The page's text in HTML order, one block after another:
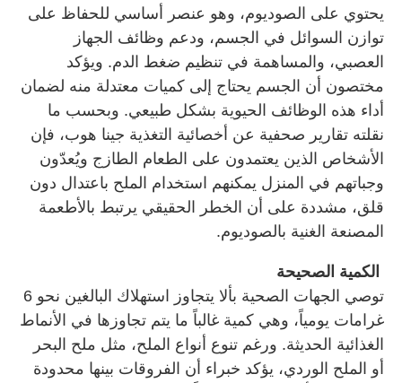
يحتوي على الصوديوم، وهو عنصر أساسي للحفاظ على
توازن السوائل في الجسم، ودعم وظائف الجهاز
العصبي، والمساهمة في تنظيم ضغط الدم. ويؤكد
مختصون أن الجسم يحتاج إلى كميات معتدلة منه لضمان
أداء هذه الوظائف الحيوية بشكل طبيعي. وبحسب ما
نقلته تقارير صحفية عن أخصائية التغذية جينا هوب، فإن
الأشخاص الذين يعتمدون على الطعام الطازج ويُعدّون
وجباتهم في المنزل يمكنهم استخدام الملح باعتدال دون
قلق، مشددة على أن الخطر الحقيقي يرتبط بالأطعمة
المصنعة الغنية بالصوديوم.
الكمية الصحيحة
توصي الجهات الصحية بألا يتجاوز استهلاك البالغين نحو 6
غرامات يومياً، وهي كمية غالباً ما يتم تجاوزها في الأنماط
الغذائية الحديثة. ورغم تنوع أنواع الملح، مثل ملح البحر
أو الملح الوردي، يؤكد خبراء أن الفروقات بينها محدودة